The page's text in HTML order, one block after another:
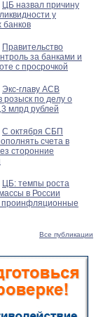
ЦБ назвал причину
у
банков
Правительство
за банками и
с просрочкой
Экс-главу АСВ
розыск по делу о
млрд рублей
С октября СБП
счета в
сторонние
ЦБ: темпы роста
в России
проинфляционные
Все публикации